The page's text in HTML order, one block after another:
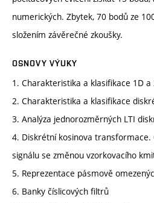
numerických. Zbytek, 70 bodů ze
složením závěrečné zkoušky.
OSNOVY VÝUKY
1. Charakteristika a klasifikace 1D
2. Charakteristika a klasifikace
3. Analýza jednorozměrných LTI
4. Diskrétní kosinova transformace.
signálu se změnou vzorkovacího
5. Reprezentace pásmově
6. Banky číslicových filtrů